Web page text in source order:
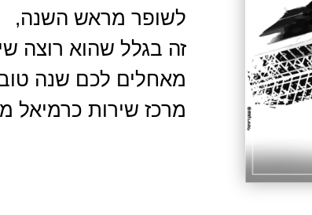
לשופר מראש השנה,
זה בגלל שהוא רוצה
מאחלים לכם שנה
מרכז שירות כרמיאל